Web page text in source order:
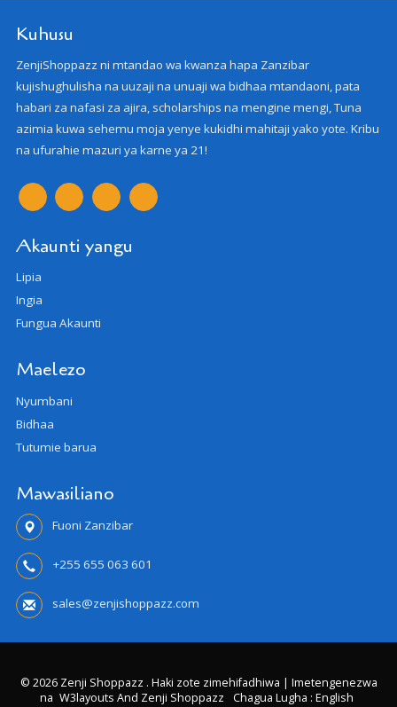
Kuhusu
ZenjiShoppazz ni mtandao wa kwanza hapa Zanzibar
kujishughulisha na uuzaji na unuaji wa bidhaa mtandaoni, pata
habari za nafasi za ajira, scholarships na mengine mengi, Tuna
azimia kuwa sehemu moja yenye kukidhi mahitaji yako yote. Kribu
na ufurahie mazuri ya karne ya 21!
Akaunti yangu
Lipia
Ingia
Fungua Akaunti
Maelezo
Nyumbani
Bidhaa
Tutumie barua
Mawasiliano
Fuoni Zanzibar
+255 655 063 601
sales@zenjishoppazz.com
© 2026 Zenji Shoppazz . Haki zote zimehifadhiwa | Imetengenezwa
na W3layouts And Zenji Shoppazz Chagua Lugha : English